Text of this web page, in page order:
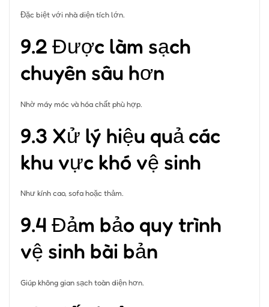
Đặc biệt với nhà diện tích lớn.
9.2 Được làm sạch
chuyên sâu hơn
Nhờ máy móc và hóa chất phù hợp.
9.3 Xử lý hiệu quả các
khu vực khó vệ sinh
Như kính cao, sofa hoặc thảm.
9.4 Đảm bảo quy trình
vệ sinh bài bản
Giúp không gian sạch toàn diện hơn.